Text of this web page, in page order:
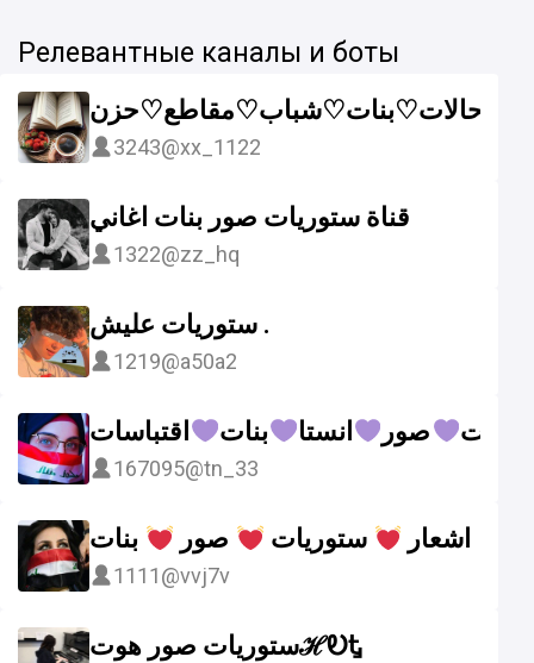
Релевантные каналы и боты
3243@xx_1122
قناة ستوريات صور بنات اغاني
1322@zz_hq
ستوريات عليش .
1219@a50a2
صور انستا بنات اقتباسات
167095@tn_33
اشعار ستوريات صور بنات
1111@vvj7v
ستوريات صور هوتℋᎧᎿ